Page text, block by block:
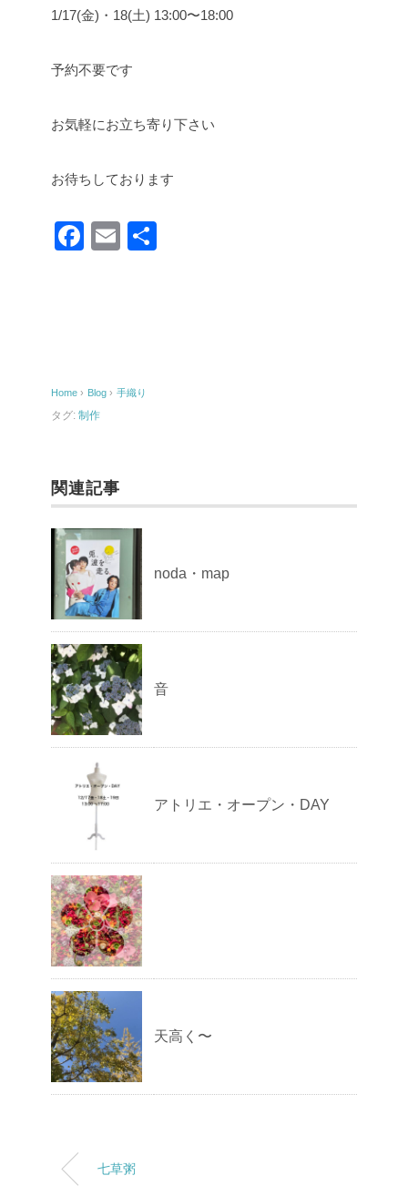
1/17(金)・18(土) 13:00〜18:00
予約不要です
お気軽にお立ち寄り下さい
お待ちしております
F
o
o
E
Home › Blog › 手織り
タグ: 制作
関連記事
noda・map
音
アトリエ・オープン・DAY
天高く〜
七草粥